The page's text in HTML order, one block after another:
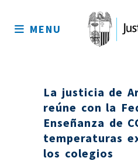
sitio
MENU
La justicia de
reúne con la
Enseñanza de
temperaturas
los colegios